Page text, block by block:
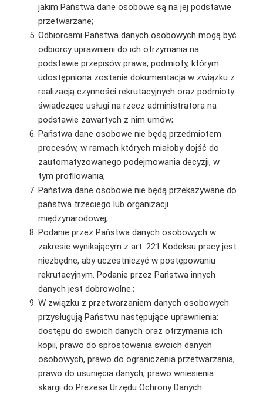
jakim Państwa dane osobowe są na jej podstawie
przetwarzane;
Odbiorcami Państwa danych osobowych mogą być
odbiorcy uprawnieni do ich otrzymania na
podstawie przepisów prawa, podmioty, którym
udostępniona zostanie dokumentacja w związku z
realizacją czynności rekrutacyjnych oraz podmioty
świadczące usługi na rzecz administratora na
podstawie zawartych z nim umów;
Państwa dane osobowe nie będą przedmiotem
procesów, w ramach których miałoby dojść do
zautomatyzowanego podejmowania decyzji, w
tym profilowania;
Państwa dane osobowe nie będą przekazywane do
państwa trzeciego lub organizacji
międzynarodowej;
Podanie przez Państwa danych osobowych w
zakresie wynikającym z art. 221 Kodeksu pracy jest
niezbędne, aby uczestniczyć w postępowaniu
rekrutacyjnym. Podanie przez Państwa innych
danych jest dobrowolne.;
W związku z przetwarzaniem danych osobowych
przysługują Państwu następujące uprawnienia:
dostępu do swoich danych oraz otrzymania ich
kopii, prawo do sprostowania swoich danych
osobowych, prawo do ograniczenia przetwarzania,
prawo do usunięcia danych, prawo wniesienia
skargi do Prezesa Urzędu Ochrony Danych